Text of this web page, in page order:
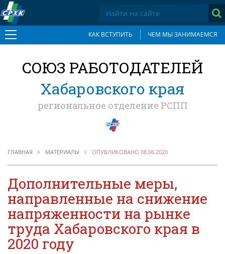
КАК ВСТУПИТЬ ЧЕМ МЫ ЗАНИМАЕМСЯ
Документы
Основные приоритеты
Учредители
Общее собрание
Отделения
Как вступить в Союз
Членские взносы
Члены Союза
Социальное партнерство
Антикоррупционная хартия
КОНТАКТЫ
СОЮЗ РАБОТОДАТЕЛЕЙ
Хабаровского края
региональное отделение РСПП
ГЛАВНАЯ МАТЕРИАЛЫ ОПУБЛИКОВАНО 08.06.2020
Дополнительные меры,
направленные на снижение
напряженности на рынке
труда Хабаровского края в
2020 году